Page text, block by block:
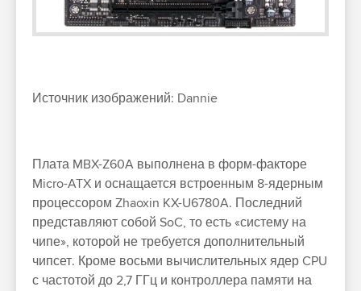
Источник изображений: Dannie
Плата MBX-Z60A выполнена в форм-факторе
Micro-ATX и оснащается встроенным 8-ядерным
процессором Zhaoxin KX-U6780A. Последний
представляют собой SoC, то есть «систему на
чипе», которой не требуется дополнительный
чипсет. Кроме восьми вычислительных ядер CPU
с частотой до 2,7 ГГц и контроллера памяти на